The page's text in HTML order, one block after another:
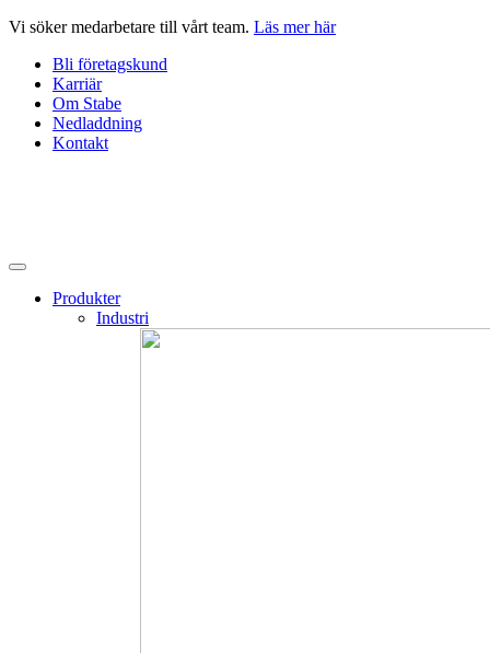
Hoppa
innehåll
Vi söker medarbetare till vårt team. Läs mer här
Bli företagskund
Karriär
Om Stabe
Nedladdning
Kontakt
Produkter
Industri